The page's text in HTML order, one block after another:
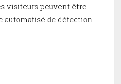
visiteurs peuvent être
automatisé de détection